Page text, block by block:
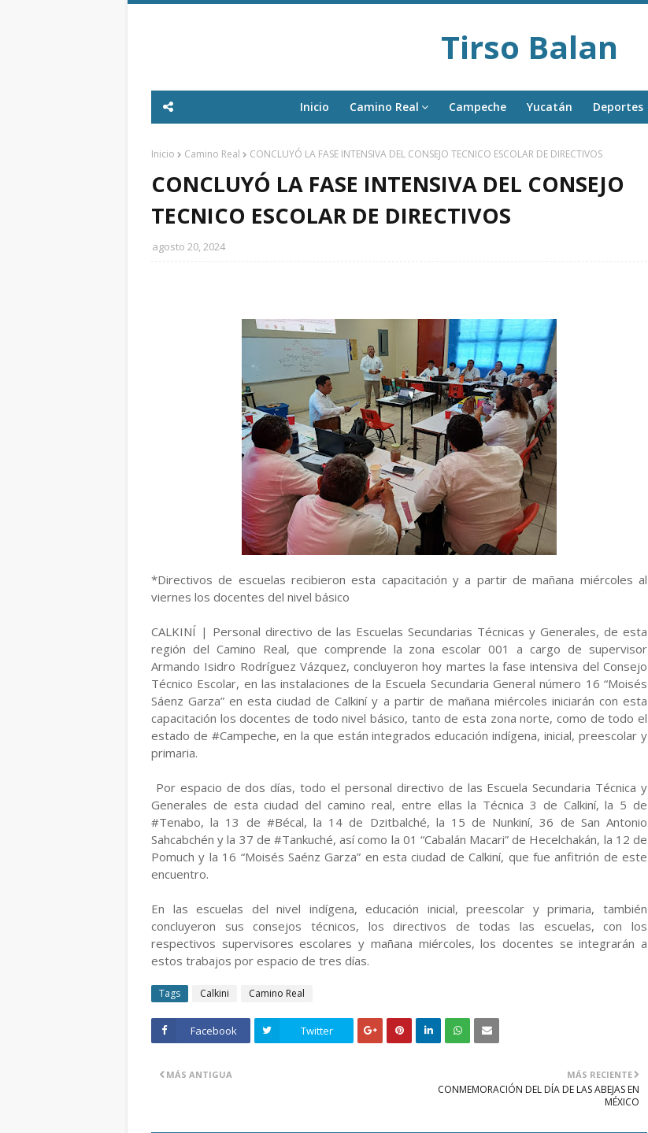
Tirso Balan
Inicio Camino Real Campeche Yucatán Deportes
Inicio Camino Real CONCLUYÓ LA FASE INTENSIVA DEL CONSEJO TECNICO ESCOLAR DE DIRECTIVOS
CONCLUYÓ LA FASE INTENSIVA DEL CONSEJO
TECNICO ESCOLAR DE DIRECTIVOS
agosto 20, 2024
*Directivos de escuelas recibieron esta capacitación y a partir de mañana miércoles al
viernes los docentes del nivel básico
CALKINÍ | Personal directivo de las Escuelas Secundarias Técnicas y Generales, de esta
región del Camino Real, que comprende la zona escolar 001 a cargo de supervisor
Armando Isidro Rodríguez Vázquez, concluyeron hoy martes la fase intensiva del Consejo
Técnico Escolar, en las instalaciones de la Escuela Secundaria General número 16 “Moisés
Sáenz Garza” en esta ciudad de Calkiní y a partir de mañana miércoles iniciarán con esta
capacitación los docentes de todo nivel básico, tanto de esta zona norte, como de todo el
estado de #Campeche, en la que están integrados educación indígena, inicial, preescolar y
primaria.
Por espacio de dos días, todo el personal directivo de las Escuela Secundaria Técnica y
Generales de esta ciudad del camino real, entre ellas la Técnica 3 de Calkiní, la 5 de
#Tenabo, la 13 de #Bécal, la 14 de Dzitbalché, la 15 de Nunkiní, 36 de San Antonio
Sahcabchén y la 37 de #Tankuché, así como la 01 “Cabalán Macari” de Hecelchakán, la 12 de
Pomuch y la 16 “Moisés Saénz Garza” en esta ciudad de Calkiní, que fue anfitrión de este
encuentro.
En las escuelas del nivel indígena, educación inicial, preescolar y primaria, también
concluyeron sus consejos técnicos, los directivos de todas las escuelas, con los
respectivos supervisores escolares y mañana miércoles, los docentes se integrarán a
estos trabajos por espacio de tres días.
Tags Calkini Camino Real
Facebook Twitter
MÁS RECIENTE
CONMEMORACIÓN DEL DÍA DE LAS ABEJAS EN
MÉXICO
MÁS ANTIGUA